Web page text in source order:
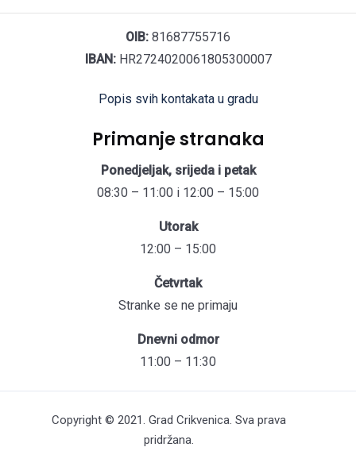
OIB: 81687755716
IBAN:HR2724020061805300007
Popis svih kontakata u gradu
Primanje stranaka
Ponedjeljak, srijeda i petak
08:30 – 11:00 i 12:00 – 15:00
Utorak
12:00 – 15:00
Četvrtak
Stranke se ne primaju
Dnevni odmor
11:00 – 11:30
Copyright © 2021. Grad Crikvenica. Sva prava
pridržana.